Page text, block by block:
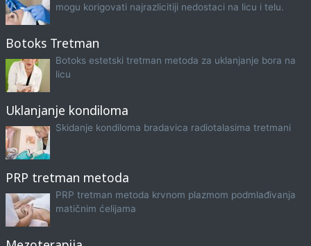
mogu korigovati najrazlicitiji nedostaci na licu i telu.
Botoks Tretman
Botoks estetski tretman metoda za uklanjanje bora na
licu
Uklanjanje kondiloma
Skidanje kondiloma bradavica radiotalasima tretmani
PRP tretman metoda
PRP tretman metoda krvnom plazmom podmlađivanja
matičnim ćelijama